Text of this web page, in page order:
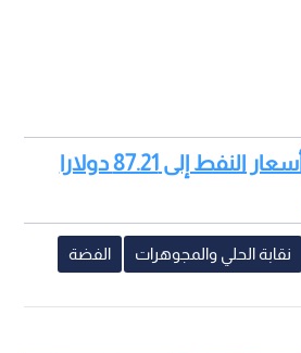
اقرأ أيضا: تراجع أسعار النفط إلى 87.21 دولارا
نقابة الحلي والمجوهرات الفضة